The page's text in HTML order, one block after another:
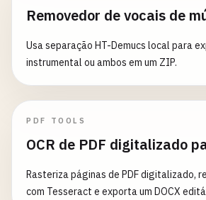
Removedor de vocais de
Usa separação HT-Demucs local para
instrumental ou ambos em um ZIP.
PDF TOOLS
OCR de PDF digitalizado
Rasteriza páginas de PDF digitalizado,
com Tesseract e exporta um DOCX